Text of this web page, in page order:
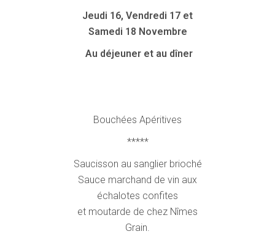
Jeudi 16, Vendredi 17 et
Samedi 18 Novembre
Au déjeuner et au dîner
Bouchées Apéritives
*****
Saucisson au sanglier brioché
Sauce marchand de vin aux
échalotes confites
et moutarde de chez Nîmes
Grain.